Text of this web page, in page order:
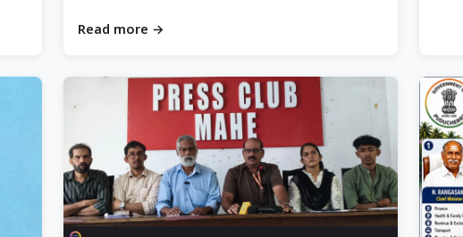
Read more →